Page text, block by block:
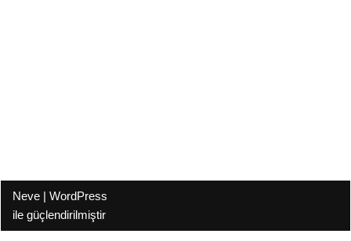
Neve | WordPress
ile güçlendirilmiştir